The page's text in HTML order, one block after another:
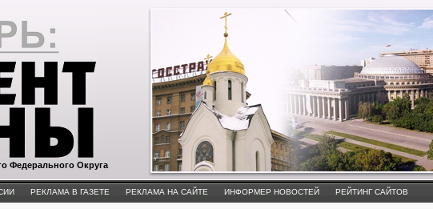
Федерального Округа
РЕКЛАМА В ГАЗЕТЕ РЕКЛАМА НА САЙТЕ ИНФОРМЕР НОВОСТЕЙ РЕЙТИНГ САЙТОВ